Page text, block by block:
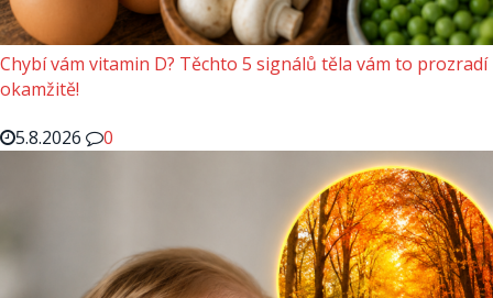
Chybí vám vitamin D? Těchto 5 signálů těla vám to prozradí
okamžitě!
5.8.2026
0